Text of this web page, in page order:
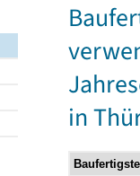
in